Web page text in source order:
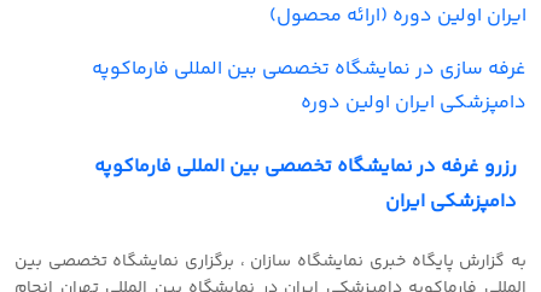
ایران اولین دوره (ارائه محصول)
غرفه سازی در نمایشگاه تخصصی بین المللی فارماکوپه
دامپزشکی ایران اولین دوره
رزرو غرفه در نمایشگاه تخصصی بین المللی فارماکوپه
دامپزشکی ایران
به گزارش پایگاه خبری نمایشگاه سازان ، برگزاری نمایشگاه تخصصی بین